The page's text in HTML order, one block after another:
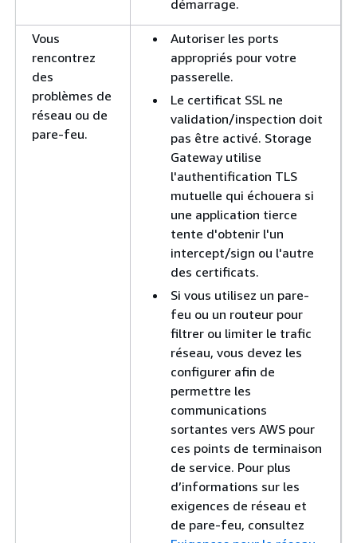
démarrage.
Vous
rencontrez
des
problèmes de
réseau ou de
pare-feu.
Autoriser les ports
appropriés pour votre
passerelle.
Le certificat SSL ne
validation/inspection doit
pas être activé. Storage
Gateway utilise
l'authentification TLS
mutuelle qui échouera si
une application tierce
tente d'obtenir l'un
intercept/sign ou l'autre
des certificats.
Si vous utilisez un pare-
feu ou un routeur pour
filtrer ou limiter le trafic
réseau, vous devez les
configurer afin de
permettre les
communications
sortantes vers AWS pour
ces points de terminaison
de service. Pour plus
d’informations sur les
exigences de réseau et
de pare-feu, consultez